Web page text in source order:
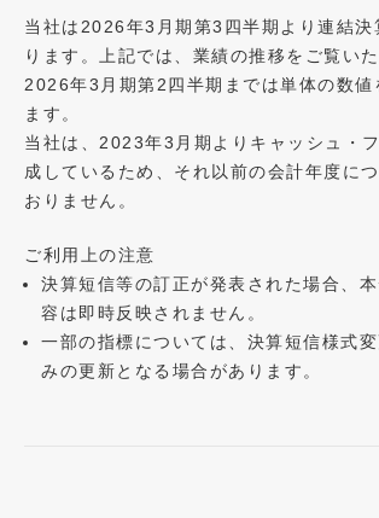
当社は2026年3月期第3四半期より連結決
ります。上記では、業績の推移をご覧いた
2026年3月期第2四半期までは単体の数値
ます。
当社は、2023年3月期よりキャッシュ・
成しているため、それ以前の会計年度に
おりません。
ご利用上の注意
決算短信等の訂正が発表された場合、
容は即時反映されません。
一部の指標については、決算短信様式
みの更新となる場合があります。